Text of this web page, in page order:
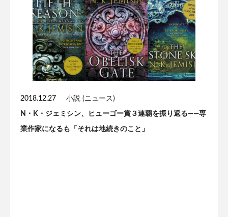
2018.12.27 小説 (ニュース)
N・K・ジェミシン、ヒューゴー賞３連覇を振り返る——専
業作家になるも「それは地続きのこと」